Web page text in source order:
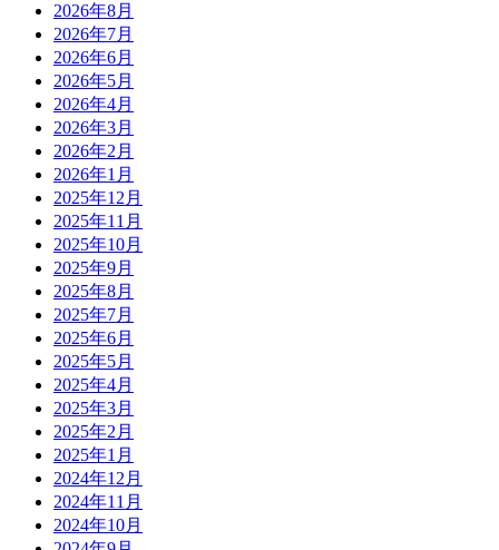
2026年8月
2026年7月
2026年6月
2026年5月
2026年4月
2026年3月
2026年2月
2026年1月
2025年12月
2025年11月
2025年10月
2025年9月
2025年8月
2025年7月
2025年6月
2025年5月
2025年4月
2025年3月
2025年2月
2025年1月
2024年12月
2024年11月
2024年10月